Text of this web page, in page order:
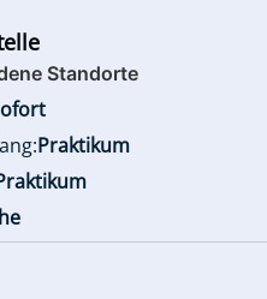
Standorte
Praktikum